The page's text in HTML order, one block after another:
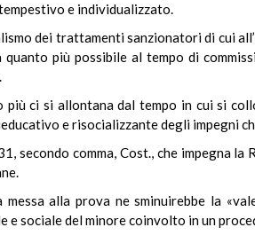
e individualizzato.
dei trattamenti sanzionatori di cui
più possibile al tempo di
più ci si allontana dal tempo in cui si
e risocializzante degli impegni
secondo comma, Cost., che
alla prova ne sminuirebbe la
e sociale del minore coinvolto in un